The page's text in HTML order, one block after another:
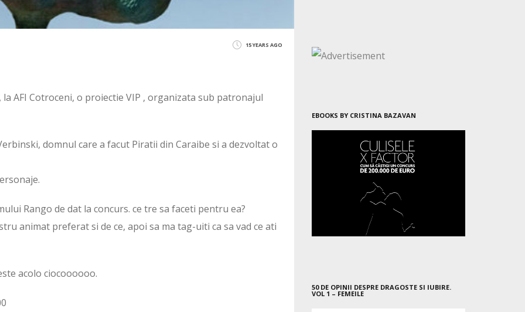
15 YEARS AGO
AFI Cotroceni, o proiectie VIP , organizata sub patronajul
domnul care a facut Piratii din Caraibe si a dezvoltat o
Rango de dat la concurs. ce tre sa faceti pentru ea?
animat preferat si de ce, apoi sa ma tag-uiti ca sa vad ce ati
acolo ciocoooooo.
EBOOKS BY CRISTINA BAZAVAN
50 DE OPINII DESPRE DRAGOSTE SI IUBIRE.
VOL 1 – FEMEILE